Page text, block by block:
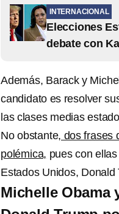
INTERNACIONAL
Elecciones
debate con
Además, Barack y
candidato es resolver
las clases medias
No obstante, dos frases
polémica, pues con
Estados Unidos, Donald
Michelle Obama